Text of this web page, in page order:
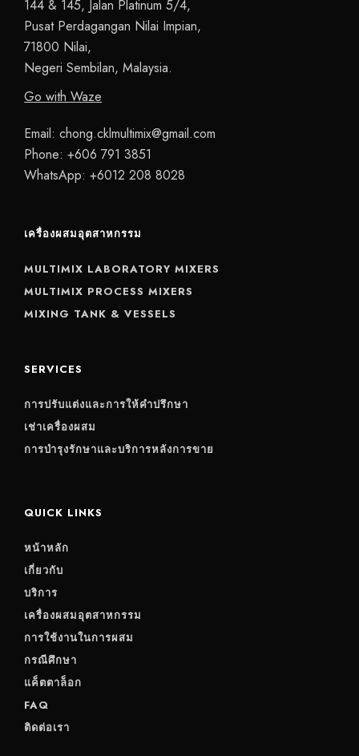
144 & 145, Jalan Platinum 5/4,
Pusat Perdagangan Nilai Impian,
71800 Nilai,
Negeri Sembilan, Malaysia.
Go with Waze
Email: chong.cklmultimix@gmail.com
Phone: +606 791 3851
WhatsApp: +6012 208 8028
เครื่องผสมอุตสาหกรรม
MULTIMIX LABORATORY MIXERS
MULTIMIX PROCESS MIXERS
MIXING TANK & VESSELS
SERVICES
การปรับแต่งและการให้คำปรึกษา
เช่าเครื่องผสม
การบำรุงรักษาและบริการหลังการขาย
QUICK LINKS
หน้าหลัก
เกี่ยวกับ
บริการ
เครื่องผสมอุตสาหกรรม
การใช้งานในการผสม
กรณีศึกษา
แค็ตตาล็อก
FAQ
ติดต่อเรา